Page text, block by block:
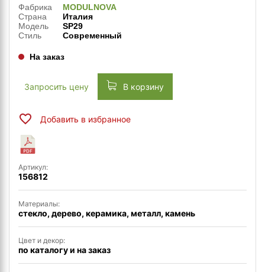
Фабрика
MODULNOVA
Страна
Италия
Модель
SP29
Стиль
Современный
На заказ
Запросить цену В корзину
Добавить в избранное
Артикул:
156812
Материалы:
стекло, дерево, керамика, металл, камень
Цвет и декор:
по каталогу и на заказ